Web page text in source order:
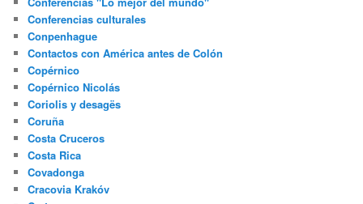
Conferencias culturales
Conpenhague
Contactos con América antes de Colón
Copérnico
Copérnico Nicolás
Coriolis y desagës
Coruña
Costa Cruceros
Costa Rica
Covadonga
Cracovia Krakóv